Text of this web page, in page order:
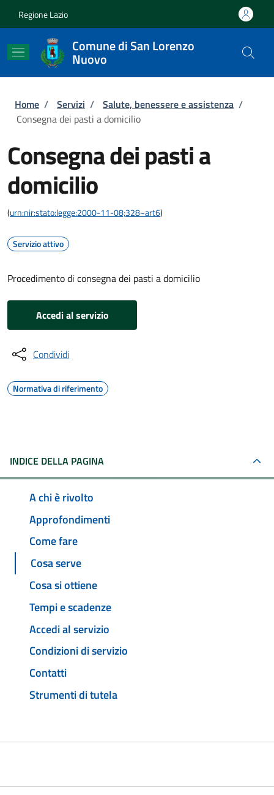
Regione Lazio
Comune di San Lorenzo
Nuovo
Briciole di pane
Home / Servizi / Salute, benessere e assistenza /
Consegna dei pasti a domicilio
Consegna dei pasti a
domicilio
(urn:nir:stato:legge:2000-11-08;328~art6)
Servizio attivo
Procedimento di consegna dei pasti a domicilio
Accedi al servizio
Condividi
Normativa di riferimento
INDICE DELLA PAGINA
A chi è rivolto
Approfondimenti
Come fare
Cosa serve
Cosa si ottiene
Tempi e scadenze
Accedi al servizio
Condizioni di servizio
Contatti
Strumenti di tutela